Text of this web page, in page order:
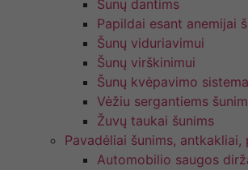
Šunų dantims
Papildai esant anemijai
Šunų viduriavimui
Šunų virškinimui
Šunų kvėpavimo
Vėžiu sergantiems
Žuvų taukai šunims
Pavadėliai šunims, antkakliai,
Automobilio saugos